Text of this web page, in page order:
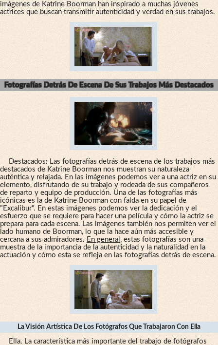
imágenes de Katrine Boorman han inspirado a muchas jóvenes
actrices que buscan transmitir autenticidad y verdad en sus trabajos.
Fotografías Detrás De Escena De Sus Trabajos Más Destacados
Destacados: Las fotografías detrás de escena de los trabajos más
destacados de Katrine Boorman nos muestran su naturaleza
auténtica y relajada. En las imágenes podemos ver a una actriz en su
elemento, disfrutando de su trabajo y rodeada de sus compañeros
de reparto y equipo de producción. Una de las fotografías más
icónicas es la de Katrine Boorman con falda en su papel de
"Excalibur". En estas imágenes podemos ver la dedicación y el
esfuerzo que se requiere para hacer una película y cómo la actriz se
prepara para cada escena. Las imágenes también nos permiten ver el
lado humano de Boorman, lo que la hace aún más accesible y
cercana a sus admiradores. En general , estas fotografías son una
muestra de la importancia de la autenticidad y la naturalidad en la
actuación y cómo esta se refleja en las fotografías detrás de escena.
La Visión Artística De Los Fotógrafos Que Trabajaron Con Ella
Ella. La característica más importante del trabajo de fotógrafos